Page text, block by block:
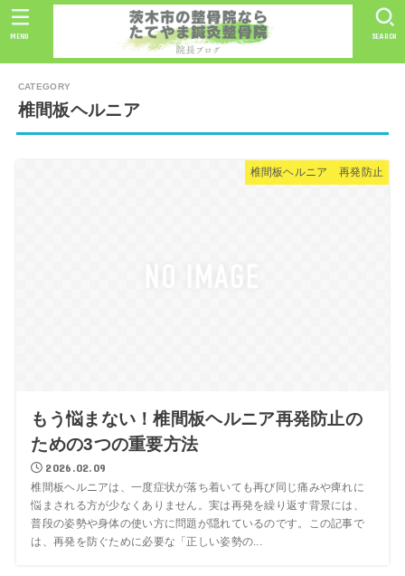
SEARCH
MENU
椎間板ヘルニア
椎間板ヘルニア 再発防止
もう悩まない！椎間板ヘルニア再発防止の
ための3つの重要方法
2026.02.09
椎間板ヘルニアは、一度症状が落ち着いても再び同じ痛みや痺れに
悩まされる方が少なくありません。実は再発を繰り返す背景には、
普段の姿勢や身体の使い方に問題が隠れているのです。この記事で
は、再発を防ぐために必要な「正しい姿勢の...